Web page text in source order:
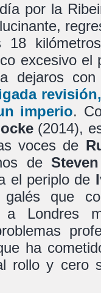
por la
18
excesivo el
dejaros
imperio.
(2014),
voces de
de
el periplo de
que
a Londres
ha
rollo y cero